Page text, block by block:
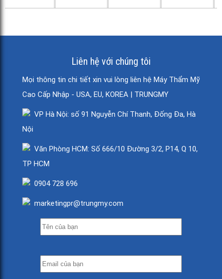
Liên hệ với chúng tôi
Mọi thông tin chi tiết xin vui lòng liên hệ Máy Thẩm Mỹ
Cao Cấp Nhập - USA, EU, KOREA | TRUNGMY
VP Hà Nội: số 91 Nguyễn Chí Thanh, Đống Đa, Hà
Nội
Văn Phòng HCM: Số 666/10 Đường 3/2, P14, Q 10,
TP HCM
0904 728 696
marketingpr@trungmy.com